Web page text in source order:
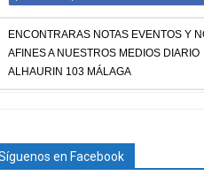
ENCONTRARAS NOTAS EVENTOS Y
AFINES A NUESTROS MEDIOS DIARIO
ALHAURIN 103 MÁLAGA
en Facebook